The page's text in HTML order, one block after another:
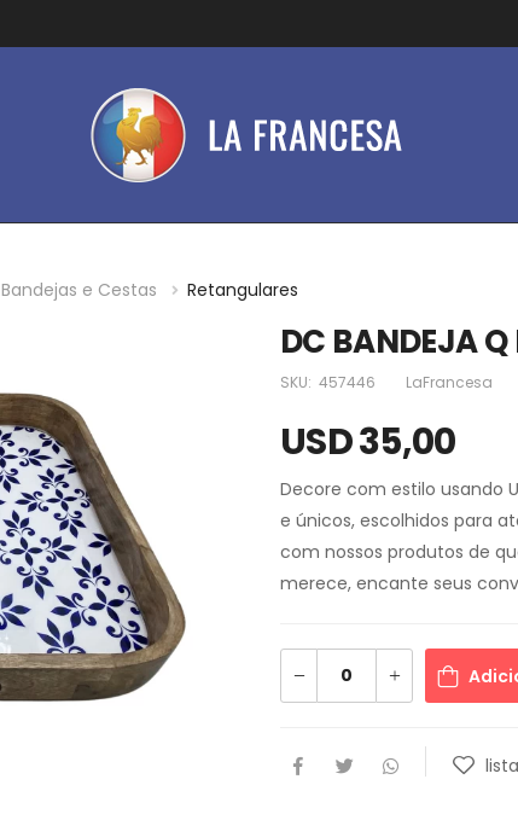
Bandejas e Cestas Retangulares
DC BANDEJA Q
SKU: 457446 LaFrancesa
USD 35,00
Decore com estilo usando
e únicos, escolhidos para
com nossos produtos de
merece, encante seus